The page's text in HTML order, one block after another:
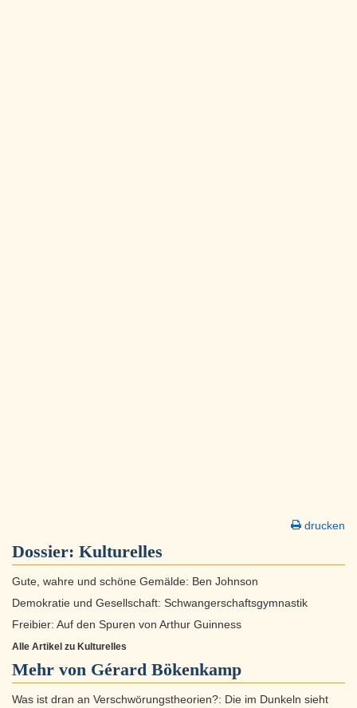
drucken
Dossier: Kulturelles
Gute, wahre und schöne Gemälde: Ben Johnson
Demokratie und Gesellschaft: Schwangerschaftsgymnastik
Freibier: Auf den Spuren von Arthur Guinness
Alle Artikel zu Kulturelles
Mehr von Gérard Bökenkamp
Was ist dran an Verschwörungstheorien?: Die im Dunkeln sieht